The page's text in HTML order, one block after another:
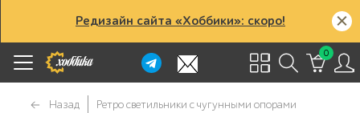
Редизайн сайта «Хоббики»: скоро!
0
Назад Ретро светильники с чугунными опорами